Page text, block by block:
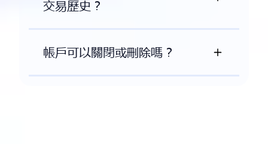
交易歷史？
帳戶可以關閉或刪除嗎？